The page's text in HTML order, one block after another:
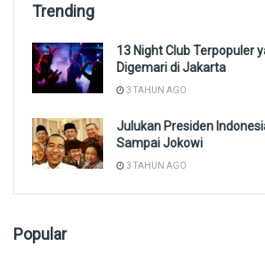
Trending
13 Night Club Terpopuler
Digemari di Jakarta
3 TAHUN AGO
Julukan Presiden
Sampai Jokowi
3 TAHUN AGO
Popular